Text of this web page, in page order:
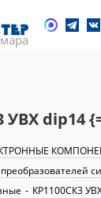
УВХ dip14
- КР1100СК3